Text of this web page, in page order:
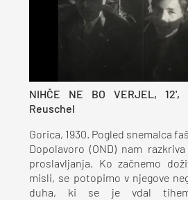
NIHČE NE BO VERJEL,
Reuschel
Gorica, 1930. Pogled snemalca
Dopolavoro (OND) nam
proslavljanja. Ko začnemo
misli, se potopimo v njegove
duha, ki se je vdal